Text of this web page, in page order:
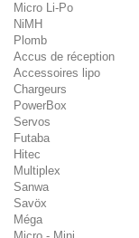
Micro Li-Po
NiMH
Plomb
Accus de réception
Accessoires lipo
Chargeurs
PowerBox
Servos
Futaba
Hitec
Multiplex
Sanwa
Savöx
Méga